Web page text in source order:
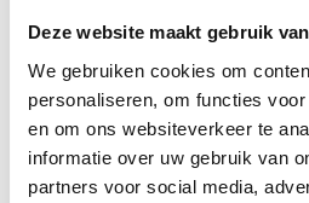
Deze website maakt gebruik
We gebruiken cookies om
personaliseren, om functies
en om ons websiteverkeer te
informatie over uw gebruik van
partners voor social media,
Jumpsuites
Hoodies
Body's
Jassen
Tracksuits
Bodywarmers